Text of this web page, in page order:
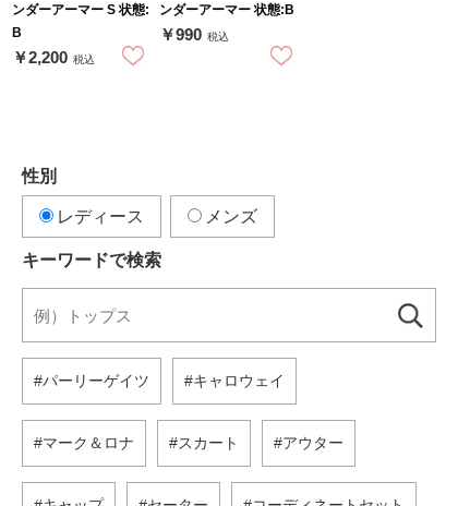
ンダーアーマー S 状態:
B
￥2,200 税込
ンダーアーマー 状態:B
￥990 税込
性別
レディース メンズ
キーワードで検索
パーリーゲイツ キャロウェイ
マーク＆ロナ スカート アウター